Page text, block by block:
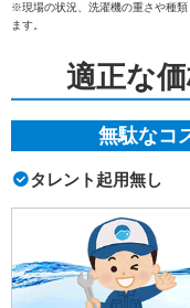
※現場の状況、洗濯機の重さや種
ます。
適正な
無駄なコ
タレント起用無し